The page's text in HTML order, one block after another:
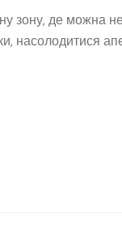
зону, де можна
насолодитися